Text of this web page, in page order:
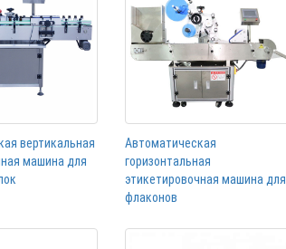
вертикальная
машина для
Автоматическая
горизонтальная
этикетировочная машина для
флаконов